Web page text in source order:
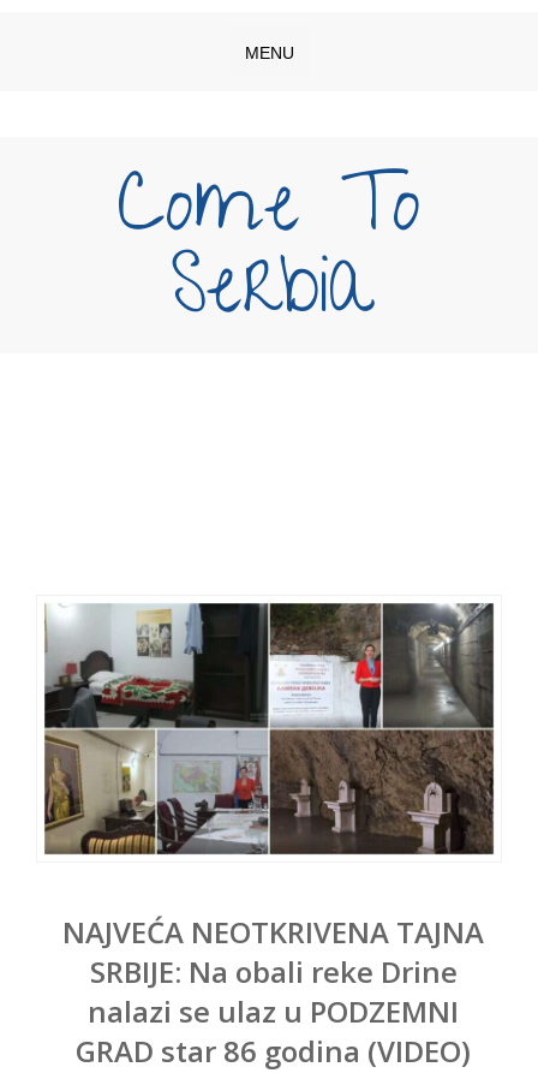
MENU
Come To
Serbia
NAJVEĆA NEOTKRIVENA TAJNA
SRBIJE: Na obali reke Drine
nalazi se ulaz u PODZEMNI
GRAD star 86 godina (VIDEO)